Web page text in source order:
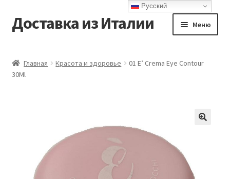
Перейти
к
Перейти
к
Доставка из Италии Меню
Доставка
Мой аккаунт
Главная Красота и здоровье
01 E’ Crema Eye Contour
30Ml
Русский